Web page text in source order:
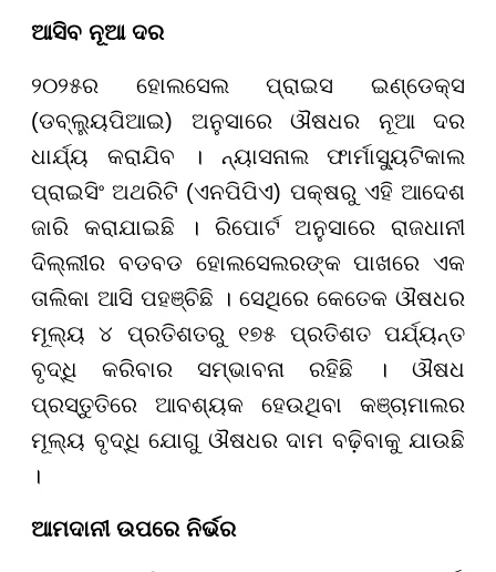
ଆସିବ ନୂଆ ଦର
୨୦୨୫ର ହୋଲସେଲ ପ୍ରାଇସ ଇଣ୍ଡେକ୍ସ
(ଡବ୍ଲ୍ୟୁପିଆଇ) ଅନୁସାରେ ଔଷଧର ନୂଆ ଦର
ଧାର୍ଯ୍ୟ କରାଯିବ । ନ୍ୟାସନାଲ ଫାର୍ମାସ୍ୟୁଟିକାଲ
ପ୍ରାଇସିଂ ଅଥରିଟି (ଏନପିପିଏ) ପକ୍ଷରୁ ଏହି ଆଦେଶ
ଜାରି କରାଯାଇଛି । ରିପୋର୍ଟ ଅନୁସାରେ ରାଜଧାନୀ
ଦିଲ୍ଲୀର ବଡବଡ ହୋଲସେଲରଙ୍କ ପାଖରେ ଏକ
ତାଲିକା ଆସି ପହଞ୍ଚିଛି । ସେଥିରେ କେତେକ ଔଷଧର
ମୂଲ୍ୟ ୪ ପ୍ରତିଶତରୁ ୧୭୫ ପ୍ରତିଶତ ପର୍ଯ୍ୟନ୍ତ
ବୃଦ୍ଧି କରିବାର ସମ୍ଭାବନା ରହିଛି । ଔଷଧ
ପ୍ରସ୍ତୁତିରେ ଆବଶ୍ୟକ ହେଉଥିବା କଞ୍ଚାମାଲର
ମୂଲ୍ୟ ବୃଦ୍ଧି ଯୋଗୁ ଔଷଧର ଦାମ ବଢ଼ିବାକୁ ଯାଉଛି
।
ଆମଦାନୀ ଉପରେ ନିର୍ଭର